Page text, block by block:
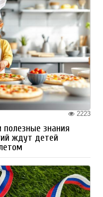
2223
полезные знания
ждут детей